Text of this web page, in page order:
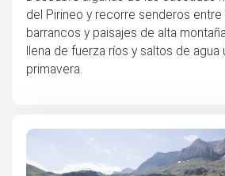
del Pirineo y recorre senderos entre
barrancos y paisajes de alta
llena de fuerza ríos y saltos de agua
primavera.